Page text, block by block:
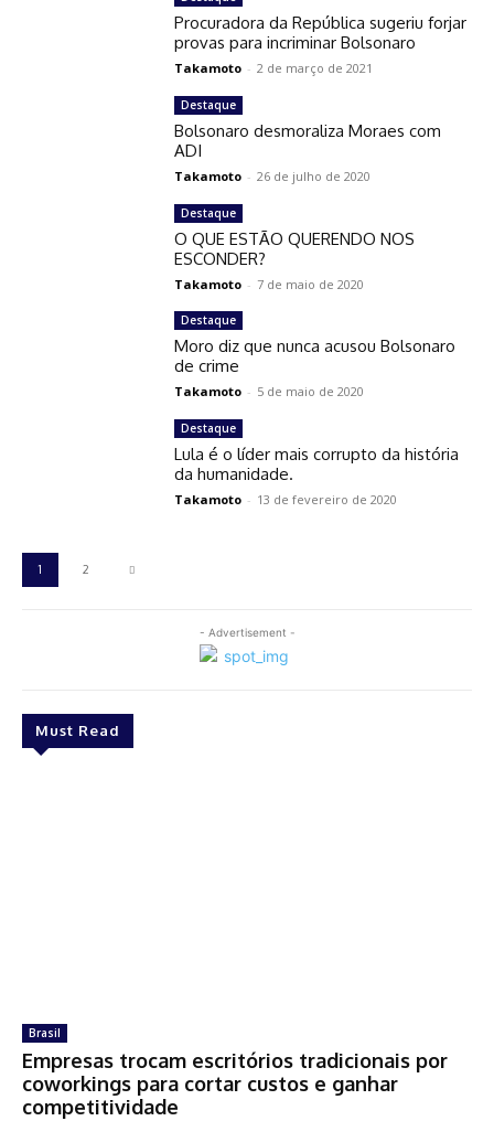
- Advertisement -
Must Read
Brasil
Empresas trocam escritórios tradicionais por
coworkings para cortar custos e ganhar
competitividade
Procuradora da República sugeriu forjar
provas para incriminar Bolsonaro
Takamoto - 2 de março de 2021
Destaque
Bolsonaro desmoraliza Moraes com
ADI
Takamoto - 26 de julho de 2020
Destaque
O QUE ESTÃO QUERENDO NOS
ESCONDER?
Takamoto - 7 de maio de 2020
Destaque
Moro diz que nunca acusou Bolsonaro
de crime
Takamoto - 5 de maio de 2020
Destaque
Lula é o líder mais corrupto da história
da humanidade.
Takamoto - 13 de fevereiro de 2020
1 2